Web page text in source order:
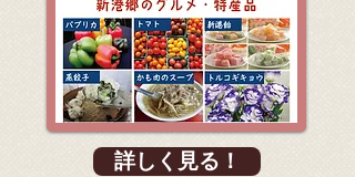
詳しく見る！